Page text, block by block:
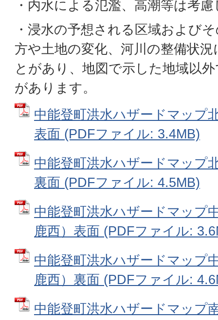
・内水による氾濫、高潮等は考
・浸水の予想される区域および
方や土地の変化、河川の整備状
とがあり、地図で示した地域以
があります。
中能登町洪水ハザードマップ
表面 (PDFファイル: 3.4MB)
中能登町洪水ハザードマップ
裏面 (PDFファイル: 4.5MB)
中能登町洪水ハザードマップ
鹿西）表面 (PDFファイル:
中能登町洪水ハザードマップ
鹿西）裏面 (PDFファイル:
中能登町洪水ハザードマップ